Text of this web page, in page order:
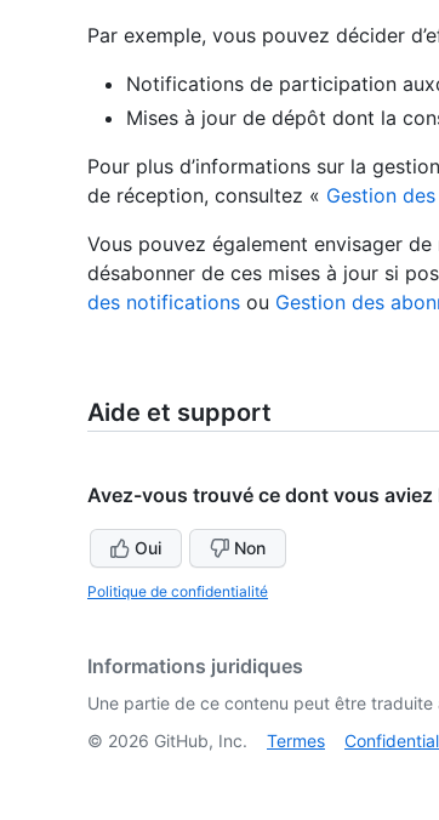
Par exemple, vous pouvez décider
Notifications de participation
Mises à jour de dépôt dont la
Pour plus d’informations sur la
de réception, consultez « Gestion
Vous pouvez également envisager
désabonner de ces mises à jour si
des notifications ou Gestion des
Aide et support
Avez-vous trouvé ce dont vous aviez
Oui Non
Politique de confidentialité
Informations juridiques
Une partie de ce contenu peut être
© 2026 GitHub, Inc. Termes